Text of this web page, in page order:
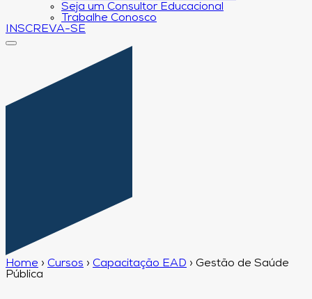
Seja um Consultor Educacional
Trabalhe Conosco
INSCREVA-SE
Home › Cursos › Capacitação EAD › Gestão de Saúde
Pública